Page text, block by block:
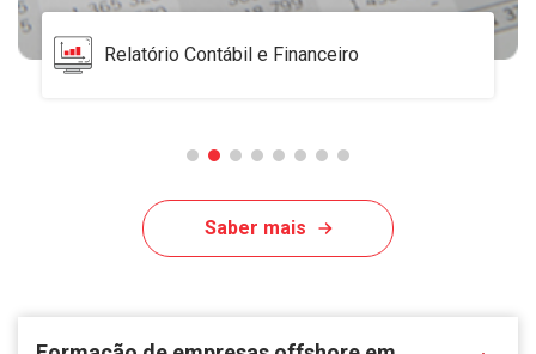
Diretor nominativo / Serviços aos acionistas
Saber mais